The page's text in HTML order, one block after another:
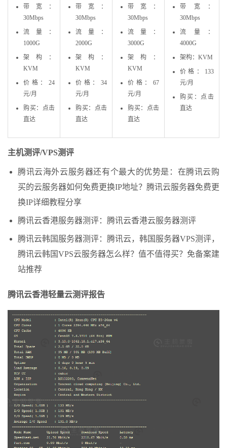
带宽：
30Mbps
流量：
1000G
架构：
KVM
价格：24
元/月
购买：点击
直达
带宽：
30Mbps
流量：
2000G
架构：
KVM
价格：34
元/月
购买：点击
直达
带宽：
30Mbps
流量：
3000G
架构：
KVM
价格：67
元/月
购买：点击
直达
带宽：
30Mbps
流量：
4000G
架构：KVM
价格：133
元/月
购买：点击
直达
主机测评/VPS测评
腾讯云海外云服务器还有个最大的优势是：在腾讯云购
买的云服务器如何免费更换IP地址？腾讯云服务器免费更
换IP详细教程分享
腾讯云香港服务器测评：腾讯云香港云服务器测评
腾讯云韩国服务器测评：腾讯云，韩国服务器VPS测评，
腾讯云韩国VPS云服务器怎么样？值不值得买？免备案建
站推荐
腾讯云香港轻量云测评报告